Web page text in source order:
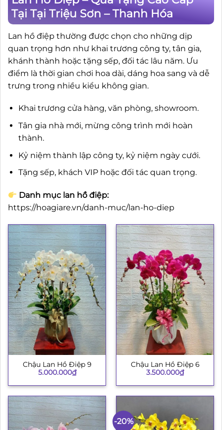
Tại Tại Triệu Sơn – Thanh Hóa
Lan hồ điệp thường được chọn cho những dịp
quan trọng hơn như khai trương công ty, tân gia,
khánh thành hoặc tặng sếp, đối tác lâu năm. Ưu
điểm là thời gian chơi hoa dài, dáng hoa sang và dễ
trưng trong nhiều kiểu không gian.
Khai trương cửa hàng, văn phòng, showroom.
Tân gia nhà mới, mừng công trình mới hoàn
thành.
Kỷ niệm thành lập công ty, kỷ niệm ngày cưới.
Tặng sếp, khách VIP hoặc đối tác quan trọng.
Danh mục lan hồ điệp:
https://hoagiare.vn/danh-muc/lan-ho-diep
Chậu Lan Hồ Điệp 9
5.000.000₫
Chậu Lan Hồ Điệp 6
3.500.000₫
-20%